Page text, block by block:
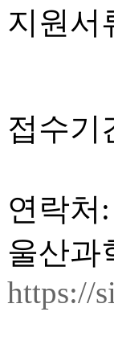
지원서
접수기
연락처:
울산과
https://